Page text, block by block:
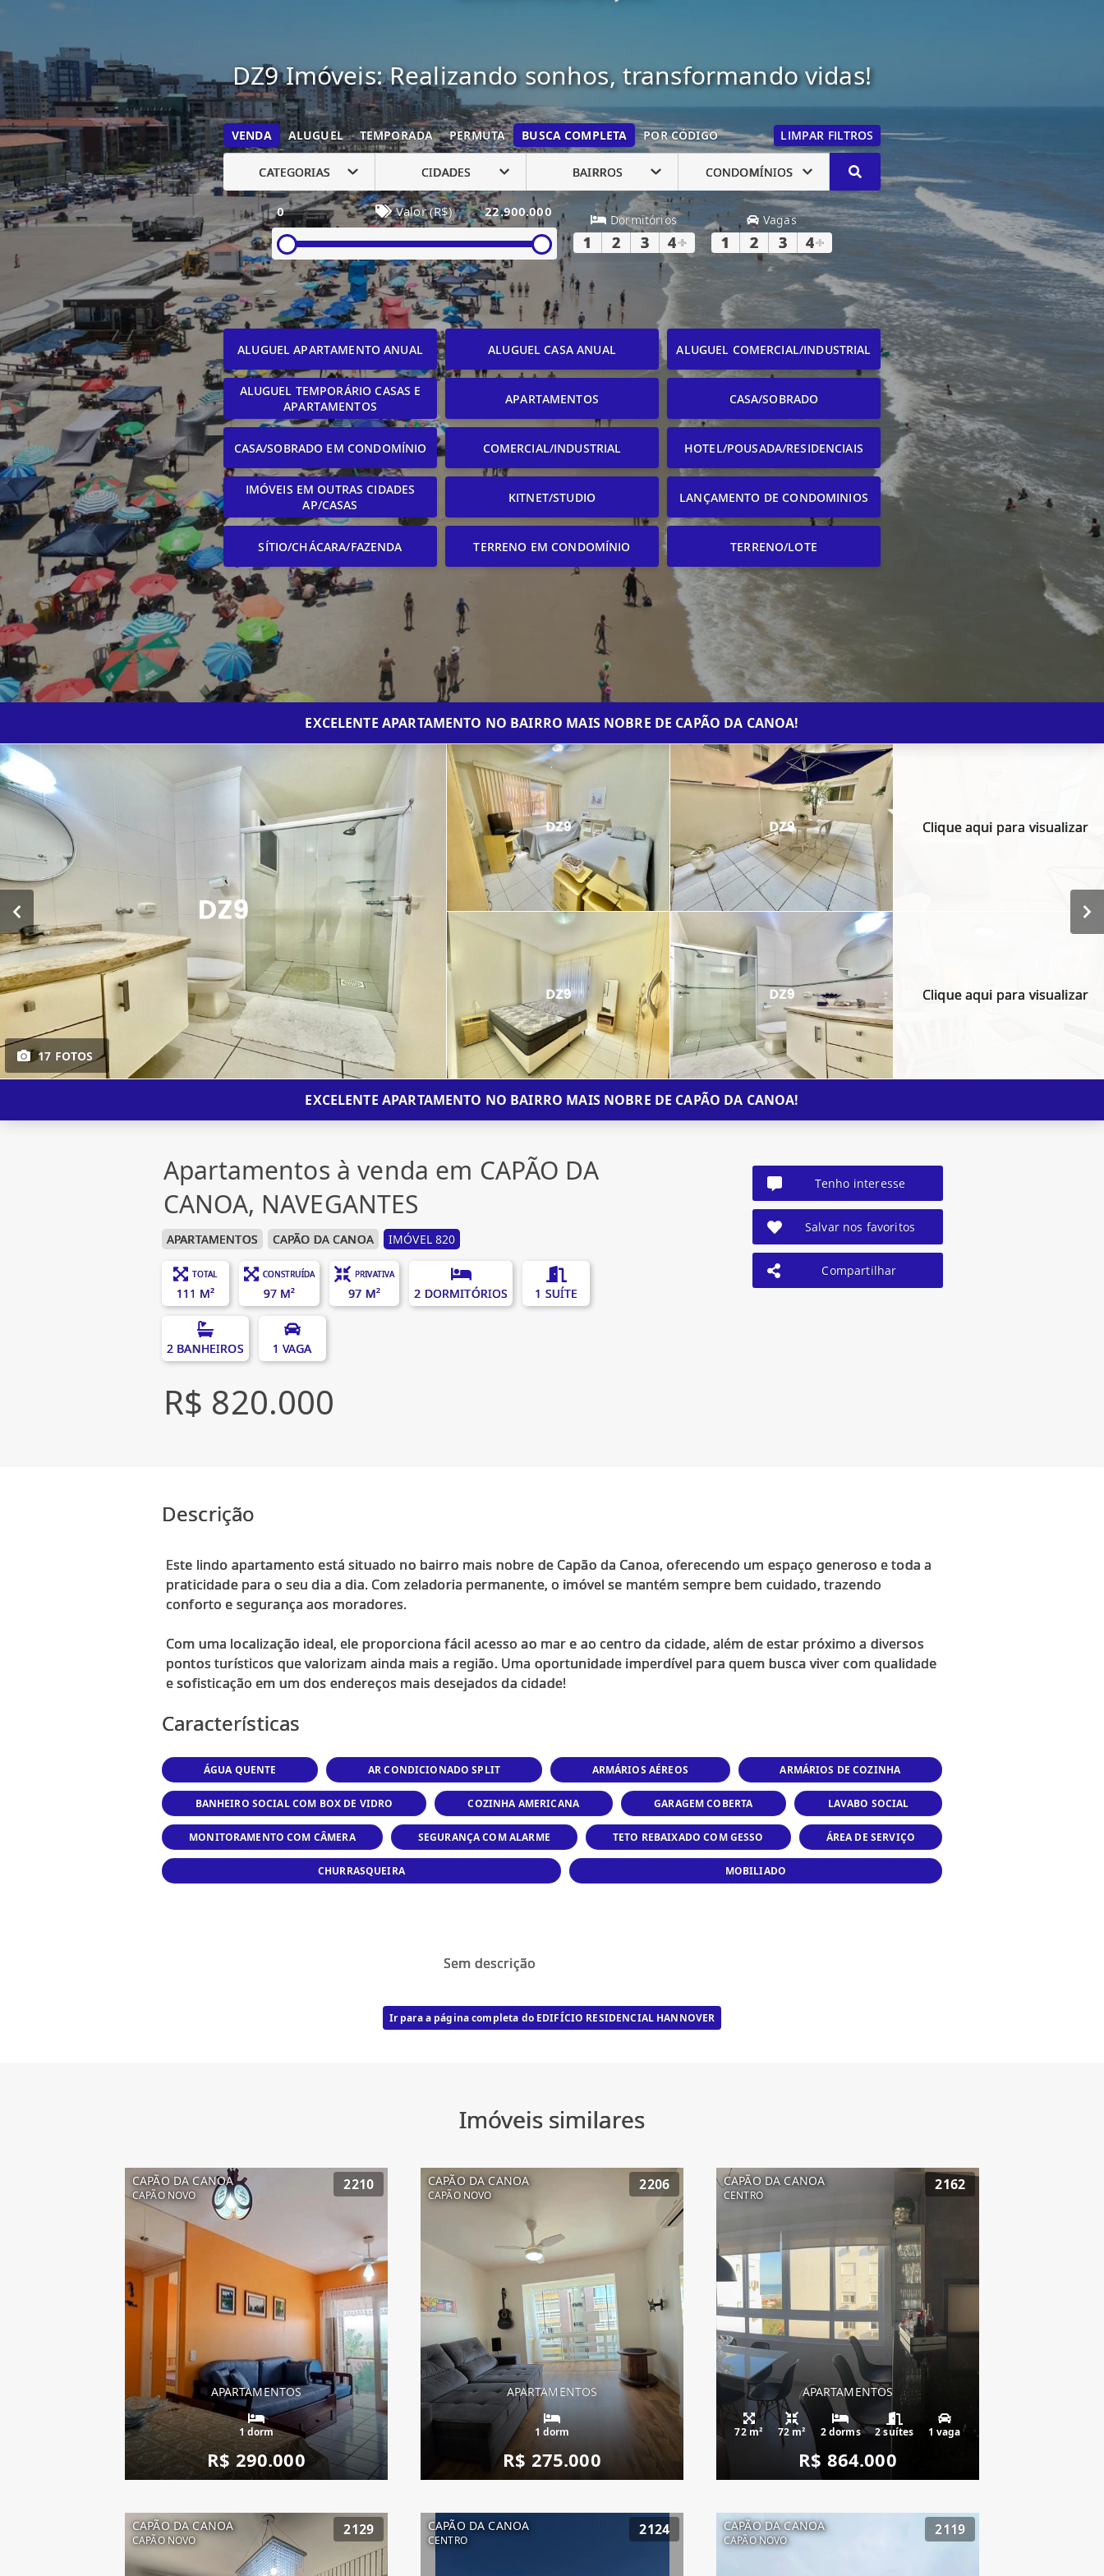
DZ9 Imóveis: Realizando sonhos, transformando vidas!
VENDA ALUGUEL TEMPORADA PERMUTA BUSCA COMPLETA POR CÓDIGO LIMPAR FILTROS
CATEGORIAS CIDADES BAIRROS CONDOMÍNIOS
0 Valor (R$) 22.900.000 Dormitórios
1 2 3 4+
Vagas
1 2 3 4+
ALUGUEL APARTAMENTO ANUAL ALUGUEL CASA ANUAL ALUGUEL COMERCIAL/INDUSTRIAL
ALUGUEL TEMPORÁRIO CASAS E
APARTAMENTOS
APARTAMENTOS CASA/SOBRADO
CASA/SOBRADO EM CONDOMÍNIO COMERCIAL/INDUSTRIAL HOTEL/POUSADA/RESIDENCIAIS
IMÓVEIS EM OUTRAS CIDADES
AP/CASAS
KITNET/STUDIO LANÇAMENTO DE CONDOMINIOS
SÍTIO/CHÁCARA/FAZENDA TERRENO EM CONDOMÍNIO TERRENO/LOTE
EXCELENTE APARTAMENTO NO BAIRRO MAIS NOBRE DE CAPÃO DA CANOA!
17 FOTOS
Clique aqui para visualizar
Clique aqui para visualizar
EXCELENTE APARTAMENTO NO BAIRRO MAIS NOBRE DE CAPÃO DA CANOA!
Apartamentos à venda em CAPÃO DA
CANOA, NAVEGANTES
APARTAMENTOS CAPÃO DA CANOA IMÓVEL 820
TOTAL
111 M²
CONSTRUÍDA
97 M²
PRIVATIVA
97 M² 2 DORMITÓRIOS 1 SUÍTE
2 BANHEIROS 1 VAGA
R$ 820.000
Tenho interesse
Salvar nos favoritos
Compartilhar
Descrição
Este lindo apartamento está situado no bairro mais nobre de Capão da Canoa, oferecendo um espaço generoso e toda a
praticidade para o seu dia a dia. Com zeladoria permanente, o imóvel se mantém sempre bem cuidado, trazendo
conforto e segurança aos moradores.
Com uma localização ideal, ele proporciona fácil acesso ao mar e ao centro da cidade, além de estar próximo a diversos
pontos turísticos que valorizam ainda mais a região. Uma oportunidade imperdível para quem busca viver com qualidade
Características
ÁGUA QUENTE AR CONDICIONADO SPLIT ARMÁRIOS AÉREOS ARMÁRIOS DE COZINHA
BANHEIRO SOCIAL COM BOX DE VIDRO COZINHA AMERICANA GARAGEM COBERTA LAVABO SOCIAL
MONITORAMENTO COM CÂMERA SEGURANÇA COM ALARME TETO REBAIXADO COM GESSO ÁREA DE SERVIÇO
CHURRASQUEIRA MOBILIADO
Sem descrição
Ir para a página completa do EDIFÍCIO RESIDENCIAL HANNOVER
Imóveis similares
CAPÃO DA CANOA
CAPÃO NOVO
2210
APARTAMENTOS
1 dorm
R$ 290.000
CAPÃO DA CANOA
CAPÃO NOVO
2206
APARTAMENTOS
1 dorm
R$ 275.000
CAPÃO DA CANOA
CENTRO
2162
APARTAMENTOS
72 m² 72 m² 2 dorms 2 suítes 1 vaga
R$ 864.000
CAPÃO DA CANOA
CAPÃO NOVO
2129 CAPÃO DA CANOA
CENTRO
2124 CAPÃO DA CANOA
CAPÃO NOVO
2119